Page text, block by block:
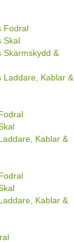
Fodral
Skal
Skärmskydd &
Laddare, Kablar &
Kablar &
Kablar &